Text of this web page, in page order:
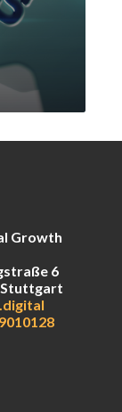
Growth
6
Stuttgart